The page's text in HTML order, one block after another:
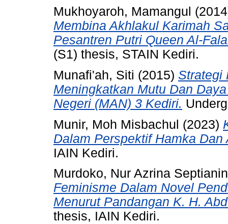
Mukhoyaroh, Mamangul
Membina Akhlakul Karimah
Pesantren Putri Queen Al-
(S1) thesis, STAIN Kediri.
Munafi'ah, Siti (2015) Strategi
Meningkatkan Mutu Dan
Negeri (MAN) 3 Kediri.
Munir, Moh Misbachul (2023)
Dalam Perspektif Hamka Dan
IAIN Kediri.
Murdoko, Nur Azrina
Feminisme Dalam Novel
Menurut Pandangan K. H.
thesis, IAIN Kediri.